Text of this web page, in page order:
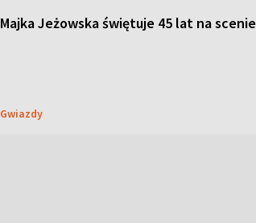
Majka Jeżowska świętuje 45 lat na scenie
Gwiazdy